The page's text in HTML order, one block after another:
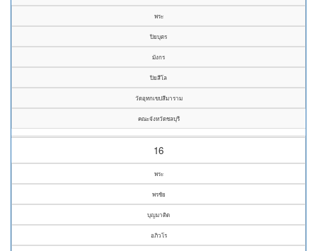
พระ
ปิยบุตร
มังกร
ปิยสีโล
วัดอุทกเขปสีมาราม
คณะจังหวัดชลบุรี
16
พระ
พรชัย
บุญมาติด
อภิวโร